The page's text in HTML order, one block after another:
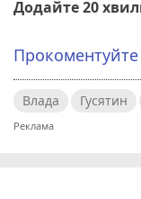
Додайте 20
Прокоментуйте
Влада Гусятин